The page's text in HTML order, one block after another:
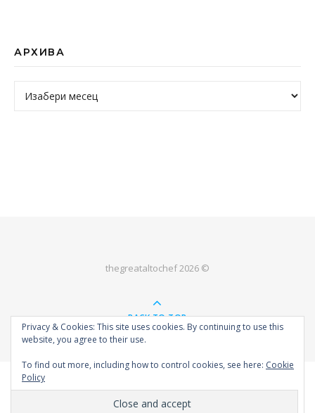
АРХИВА
Архива
thegreataltochef 2026 ©
BACK TO TOP
Privacy & Cookies: This site uses cookies. By continuing to use this
website, you agree to their use.
To find out more, including how to control cookies, see here: Cookie
Policy